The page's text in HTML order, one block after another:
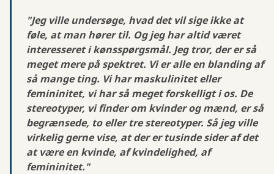
"Jeg ville undersøge, hvad det vil sige ikke at
føle, at man hører til. Og jeg har altid været
interesseret i kønsspørgsmål. Jeg tror, ​​der er så
meget mere på spektret. Vi er alle en blanding af
så mange ting. Vi har maskulinitet eller
femininitet, vi har så meget forskelligt i os. De
stereotyper, vi finder om kvinder og mænd, er så
begrænsede, to eller tre stereotyper. Så jeg ville
virkelig gerne vise, at der er tusinde sider af det
at være en kvinde, af kvindelighed, af
femininitet."